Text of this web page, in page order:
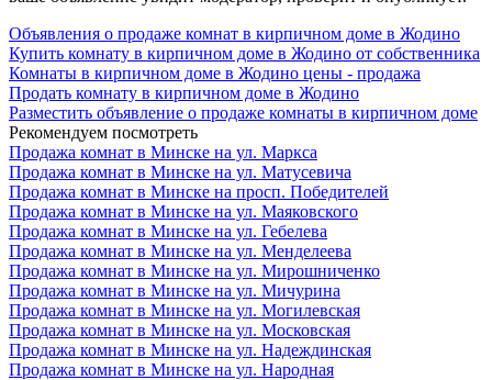
Объявления о продаже комнат в кирпичном доме в Жодино
Купить комнату в кирпичном доме в Жодино от собственника
Комнаты в кирпичном доме в Жодино цены - продажа
Продать комнату в кирпичном доме в Жодино
Разместить объявление о продаже комнаты в кирпичном доме
Рекомендуем посмотреть
Продажа комнат в Минске на ул. Маркса
Продажа комнат в Минске на ул. Матусевича
Продажа комнат в Минске на просп. Победителей
Продажа комнат в Минске на ул. Маяковского
Продажа комнат в Минске на ул. Гебелева
Продажа комнат в Минске на ул. Менделеева
Продажа комнат в Минске на ул. Мирошниченко
Продажа комнат в Минске на ул. Мичурина
Продажа комнат в Минске на ул. Могилевская
Продажа комнат в Минске на ул. Московская
Продажа комнат в Минске на ул. Надеждинская
Продажа комнат в Минске на ул. Народная